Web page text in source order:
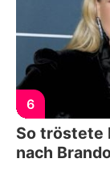
6
So tröstete
nach